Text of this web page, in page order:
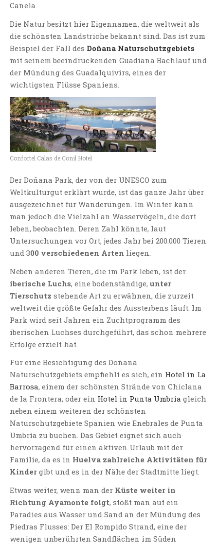
Canela.
Die Natur besitzt hier Eigennamen, die weltweit als
die schönsten Landstriche bekannt sind. Das ist zum
Beispiel der Fall des Doñana Naturschutzgebiets
mit seinem beeindruckenden Guadiana Bachlauf und
der Mündung des Guadalquivirs, eines der
wichtigsten Flüsse Spaniens.
Confortel Calas de Conil Hotel
Der Doñana Park, der von der UNESCO zum
Weltkulturgut erklärt wurde, ist das ganze Jahr über
ausgezeichnet für Wanderungen. Im Winter kann
man jedoch die Vielzahl an Wasservögeln, die dort
leben, beobachten. Deren Zahl könnte, laut
Untersuchungen vor Ort, jedes Jahr bei 200.000 Tieren
und 300 verschiedenen Arten liegen.
Neben anderen Tieren, die im Park leben, ist der
iberische Luchs, eine bodenständige, unter
Tierschutz stehende Art zu erwähnen, die zurzeit
weltweit die größte Gefahr des Aussterbens läuft. Im
Park wird seit Jahren ein Zuchtprogramm des
iberischen Luchses durchgeführt, das schon mehrere
Erfolge erzielt hat.
Für eine Besichtigung des Doñana
Naturschutzgebiets empfiehlt es sich, ein Hotel in La
Barrosa, einem der schönsten Strände von Chiclana
de la Frontera, oder ein Hotel in Punta Umbría gleich
neben einem weiteren der schönsten
Naturschutzgebiete Spanien wie Enebrales de Punta
Umbría zu buchen. Das Gebiet eignet sich auch
hervorragend für einen aktiven Urlaub mit der
Familie, da es in Huelva zahlreiche Aktivitäten für
Kinder gibt und es in der Nähe der Stadtmitte liegt.
Etwas weiter, wenn man der Küste weiter in
Richtung Ayamonte folgt, stößt man auf ein
Paradies aus Wasser und Sand an der Mündung des
Piedras Flusses: Der El Rompido Strand, eine der
wenigen unberührten Sandflächen im Süden